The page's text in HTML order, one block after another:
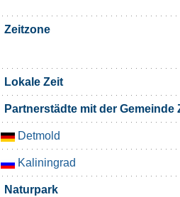
Zeitzone
Lokale Zeit
Partnerstädte mit der Gemeinde
Detmold
Kaliningrad
Naturpark